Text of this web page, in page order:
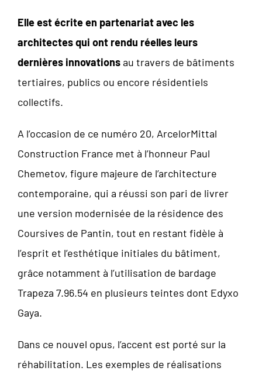
Elle est écrite en partenariat avec les
architectes qui ont rendu réelles leurs
dernières innovationsau travers de bâtiments
tertiaires, publics ou encore résidentiels
collectifs.
A l’occasion de ce numéro 20, ArcelorMittal
Construction France met à l’honneur Paul
Chemetov, figure majeure de l’architecture
contemporaine, qui a réussi son pari de livrer
une version modernisée de la résidence des
Coursives de Pantin, tout en restant fidèle à
l’esprit et l’esthétique initiales du bâtiment,
grâce notamment à l’utilisation de bardage
Trapeza 7.96.54 en plusieurs teintes dont Edyxo
Gaya.
Dans ce nouvel opus, l’accent est porté sur la
réhabilitation. Les exemples de réalisations